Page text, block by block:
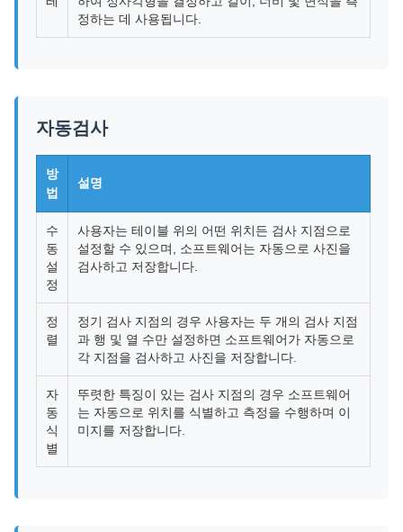
정하는 데 사용됩니다.
자동검사
방
법
설명
수
동
설
정
사용자는 테이블 위의 어떤 위치든 검사 지점으로
설정할 수 있으며, 소프트웨어는 자동으로 사진을
검사하고 저장합니다.
정
렬
정기 검사 지점의 경우 사용자는 두 개의 검사 지점
과 행 및 열 수만 설정하면 소프트웨어가 자동으로
각 지점을 검사하고 사진을 저장합니다.
자
동
식
별
뚜렷한 특징이 있는 검사 지점의 경우 소프트웨어
는 자동으로 위치를 식별하고 측정을 수행하며 이
미지를 저장합니다.